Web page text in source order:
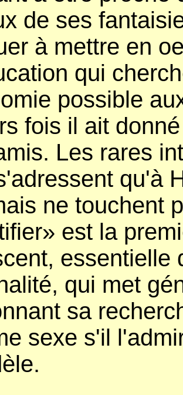
de ses
à mettre en
qui
possible
fois il ait
Les rares
qu'à
ne touchent
est la
essentielle
qui met
sa
sexe s'il